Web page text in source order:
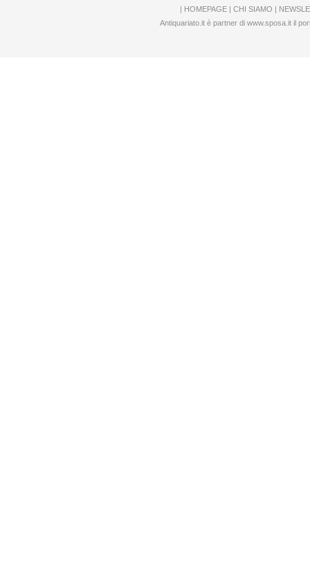
| HOMEPAGE | CHI SIAMO |
Antiquariato.it è partner di www.sposa.itil